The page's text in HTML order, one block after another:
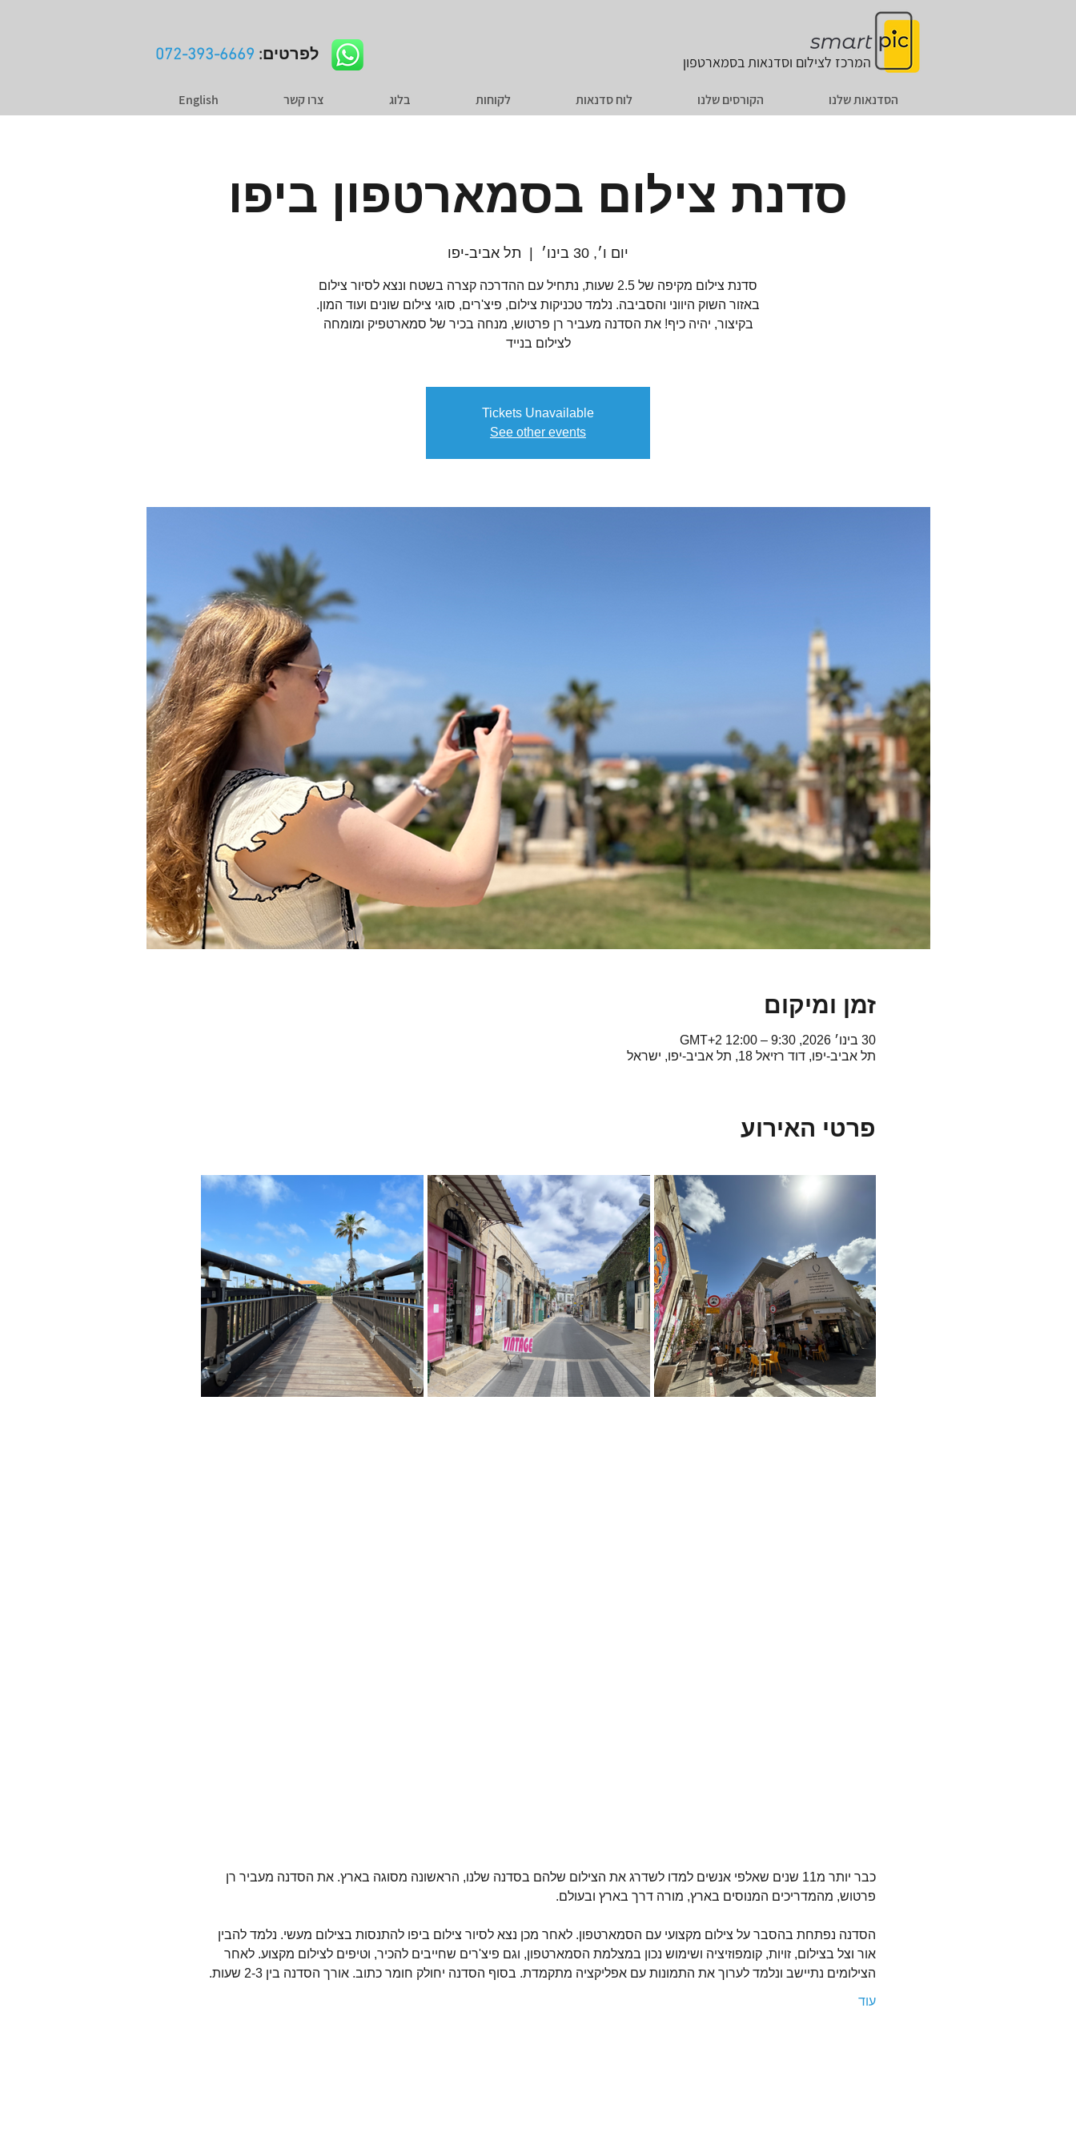
לפרטים: 072-393-6669 המרכז לצילום וסדנאותבסמארטפון
English צרו קשר בלוג לקוחות לוח סדנאות הקורסים שלנו הסדנאות שלנו
סדנת צילום בסמארטפון ביפו
יום ו׳, 30 בינו׳ תל אביב-יפו
סדנת צילום מקיפה של 2.5 שעות, נתחיל עם ההדרכה קצרה בשטח ונצא לסיור צילום
באזור השוק היווני והסביבה. נלמד טכניקות צילום, פיצ'רים, סוגי צילום שונים ועוד המון.
בקיצור, יהיה כיף! את הסדנה מעביר רן פרטוש, מנחה בכיר של סמארטפיק ומומחה
לצילום בנייד
Tickets Unavailable
See other events
זמן ומיקום
30 בינו׳ 2026, 9:30 – 12:00 GMT‎+2‎
תל אביב-יפו, דוד רזיאל 18, תל אביב-יפו, ישראל
פרטי האירוע
כבר יותר מ11 שנים שאלפי אנשים למדו לשדרג את הצילום שלהם בסדנה שלנו, הראשונה מסוגה בארץ. את הסדנה מעביר רן
פרטוש, מהמדריכים המנוסים בארץ, מורה דרך בארץ ובעולם.
הסדנה נפתחת בהסבר על צילום מקצועי עם הסמארטפון. לאחר מכן נצא לסיור צילום ביפו להתנסות בצילום מעשי. נלמד להבין
אור וצל בצילום, זויות, קומפוזיציה ושימוש נכון במצלמת הסמארטפון, וגם פיצ'רים שחייבים להכיר, וטיפים לצילום מקצוע. לאחר
הצילומים נתיישב ונלמד לערוך את התמונות עם אפליקציה מתקמדת. בסוף הסדנה יחולק חומר כתוב. אורך הסדנה בין 2-3 שעות.
עוד